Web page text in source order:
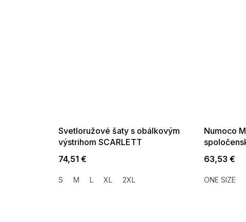
Svetloružové šaty s obálkovým
výstrihom SCARLETT
74,51 €
S M L XL 2XL
Numoco
63,53 €
ONE SIZE